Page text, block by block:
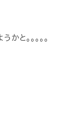
と。。。。。